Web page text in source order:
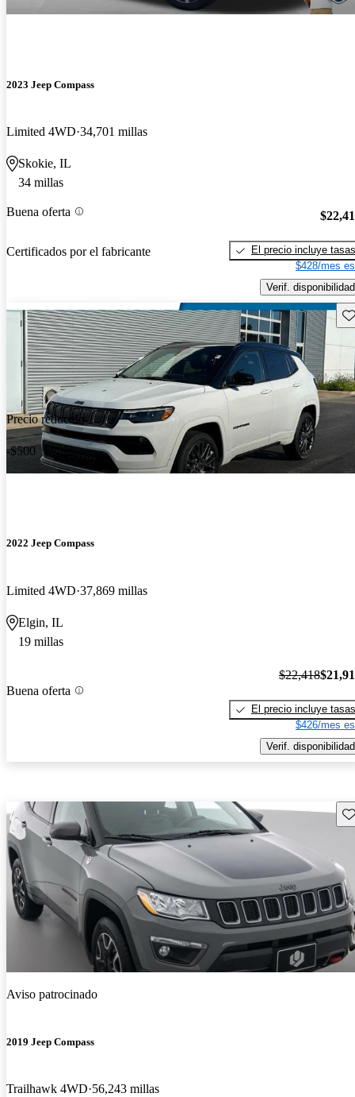
2023 Jeep Compass
Limited 4WD 34,701 millas
Skokie, IL
34 millas
Buena oferta
Certificados por el fabricante
El precio incluye tasas
$428/mes
Verif. disponibilidad
Precio reducido
-$500
2022 Jeep Compass
Limited 4WD 37,869 millas
Elgin, IL
19 millas
Buena oferta
$22,418
El precio incluye tasas
$426/mes
Verif. disponibilidad
Aviso patrocinado
2019 Jeep Compass
Trailhawk 4WD 56,243 millas